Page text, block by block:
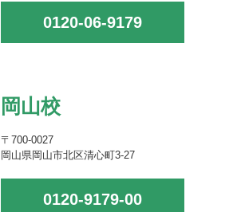
0120-06-9179
岡山校
〒700-0027
岡山県岡山市北区清心町3-27
0120-9179-00